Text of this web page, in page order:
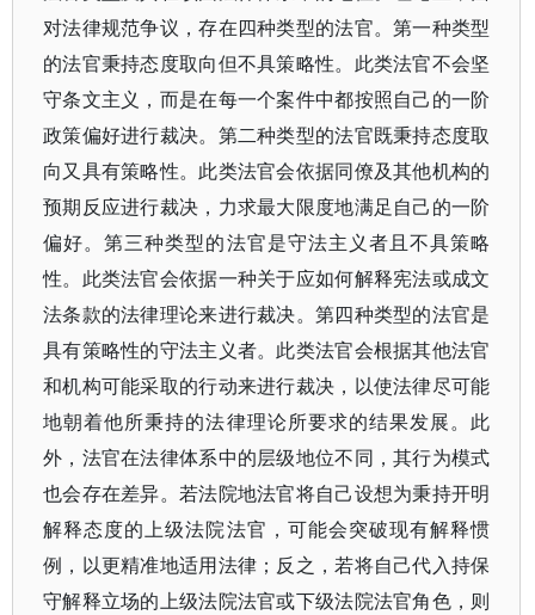
对法律规范争议，存在四种类型的法官。第一种类型
的法官秉持态度取向但不具策略性。此类法官不会坚
守条文主义，而是在每一个案件中都按照自己的一阶
政策偏好进行裁决。第二种类型的法官既秉持态度取
向又具有策略性。此类法官会依据同僚及其他机构的
预期反应进行裁决，力求最大限度地满足自己的一阶
偏好。第三种类型的法官是守法主义者且不具策略
性。此类法官会依据一种关于应如何解释宪法或成文
法条款的法律理论来进行裁决。第四种类型的法官是
具有策略性的守法主义者。此类法官会根据其他法官
和机构可能采取的行动来进行裁决，以使法律尽可能
地朝着他所秉持的法律理论所要求的结果发展。此
外，法官在法律体系中的层级地位不同，其行为模式
也会存在差异。若法院地法官将自己设想为秉持开明
解释态度的上级法院法官，可能会突破现有解释惯
例，以更精准地适用法律；反之，若将自己代入持保
守解释立场的上级法院法官或下级法院法官角色，则